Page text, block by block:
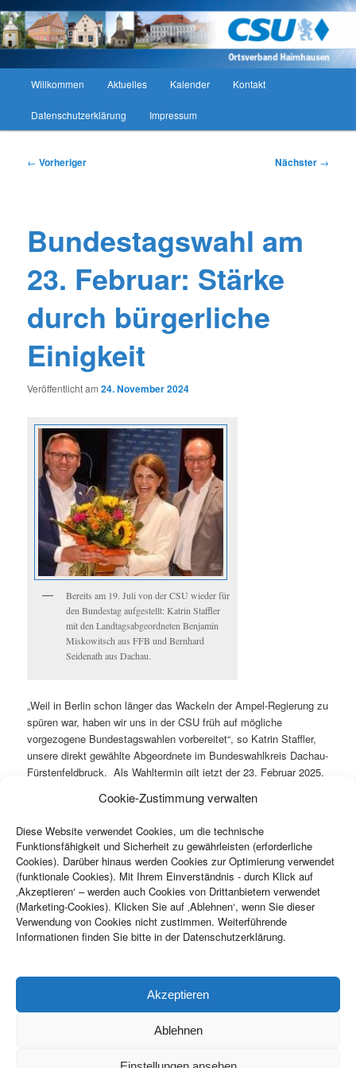
Cookie-Zustimmung verwalten
Diese Website verwendet Cookies, um die technische
Funktionsfähigkeit und Sicherheit zu gewährleisten (erforderliche
Cookies). Darüber hinaus werden Cookies zur Optimierung verwendet
(funktionale Cookies). Mit Ihrem Einverständnis - durch Klick auf
‚Akzeptieren‘ – werden auch Cookies von Drittanbietern verwendet
(Marketing-Cookies). Klicken Sie auf ‚Ablehnen‘, wenn Sie dieser
Verwendung von Cookies nicht zustimmen. Weiterführende
Informationen finden Sie bitte in der Datenschutzerklärung.
Akzeptieren
Ablehnen
Zum
primären
Inhalt
CSU Ortsverband Haimhausen
CSU Ortsverband Haimhausen
Willkommen Aktuelles Kalender Kontakt
Datenschutzerklärung Impressum
Beitragsnavigation
← Vorheriger Nächster →
Bundestagswahl am
23. Februar: Stärke
durch bürgerliche
Einigkeit
Veröffentlicht am24. November 2024
Bereits am 19. Juli von der CSU wieder für
den Bundestag aufgestellt: Katrin Staffler
mit den Landtagsabgeordneten Benjamin
Miskowitsch aus FFB und Bernhard
Seidenath aus Dachau.
„Weil in Berlin schon länger das Wackeln der Ampel-Regierung zu
spüren war, haben wir uns in der CSU früh auf mögliche
vorgezogene Bundestagswahlen vorbereitet“, so Katrin Staffler,
unsere direkt gewählte Abgeordnete im Bundeswahlkreis Dachau-
Fürstenfeldbruck. Als Wahltermin gilt jetzt der 23. Februar 2025.
Ampel nicht mehr durchhalten. Ursache der Schwäche ist der
komplizierten Koalitionen, in denen viele Regierungsköche am
Ende den Brei für alle Bürger verderben. Man sieht das jetzt auch
in Thüringen und Sachsen. Deshalb bitte ich alle bürgerlich
gesinnten Wählerinnen und Wähler am 23.2. um beide Stimmen
für die CSU, weil die Union die größte bürgerliche Partei ist. Nur
bürgerliche Einigkeit führt zu klaren Mehrheiten im Bundestag,
und zu einer starken Regierung. Ohne Stärke geht in der Welt, in